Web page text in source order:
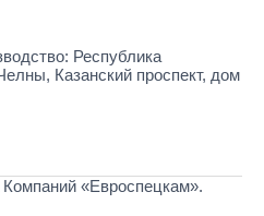
Республика
Казанский проспект, дом
«Евроспецкам».